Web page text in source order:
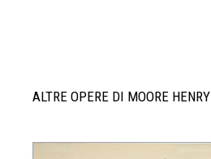
ALTRE OPERE DI MOORE HENRY